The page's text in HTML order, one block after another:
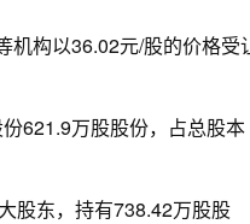
机构以36.02元/股的价格受
621.9万股股份，占总股本
股东，持有738.42万股股